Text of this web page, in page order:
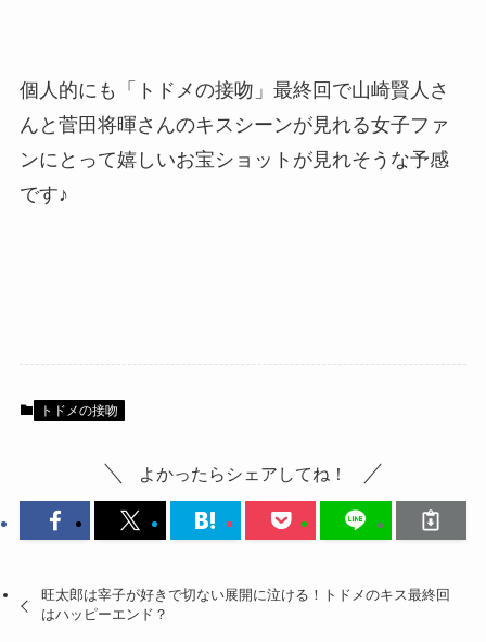
個人的にも「トドメの接吻」最終回で山崎賢人さ
んと菅田将暉さんのキスシーンが見れる女子ファ
ンにとって嬉しいお宝ショットが見れそうな予感
です♪
トドメの接吻
よかったらシェアしてね！
旺太郎は宰子が好きで切ない展開に泣ける！トドメのキス最終回
はハッピーエンド？